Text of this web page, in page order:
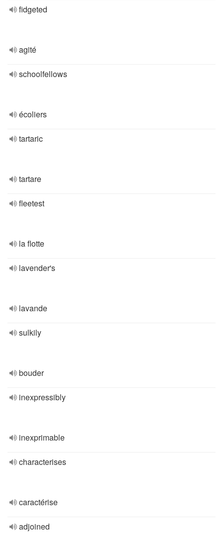
fidgeted
agité
schoolfellows
écoliers
tartaric
tartare
fleetest
la flotte
lavender's
lavande
sulkily
bouder
inexpressibly
inexprimable
characterises
caractérise
adjoined